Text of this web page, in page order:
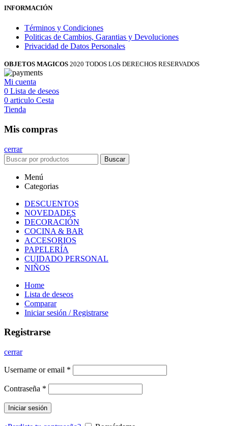
INFORMACIÓN
Términos y Condiciones
Politicas de Cambios, Garantias y Devoluciones
Privacidad de Datos Personales
OBJETOS MAGICOS 2020 TODOS LOS DERECHOS RESERVADOS
Mi cuenta
0 Lista de deseos
0 articulo Cesta
Tienda
Mis compras
cerrar
Buscar
Menú
Categorias
DESCUENTOS
NOVEDADES
DECORACIÓN
COCINA & BAR
ACCESORIOS
PAPELERÍA
CUIDADO PERSONAL
NIÑOS
Home
Lista de deseos
Comparar
Iniciar sesión / Registrarse
Registrarse
cerrar
Username or email *
Contraseña *
Iniciar sesión